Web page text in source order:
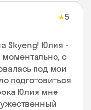
★5
Skyeng! Юлия -
с
под мои
подготовиться
Юлия мне